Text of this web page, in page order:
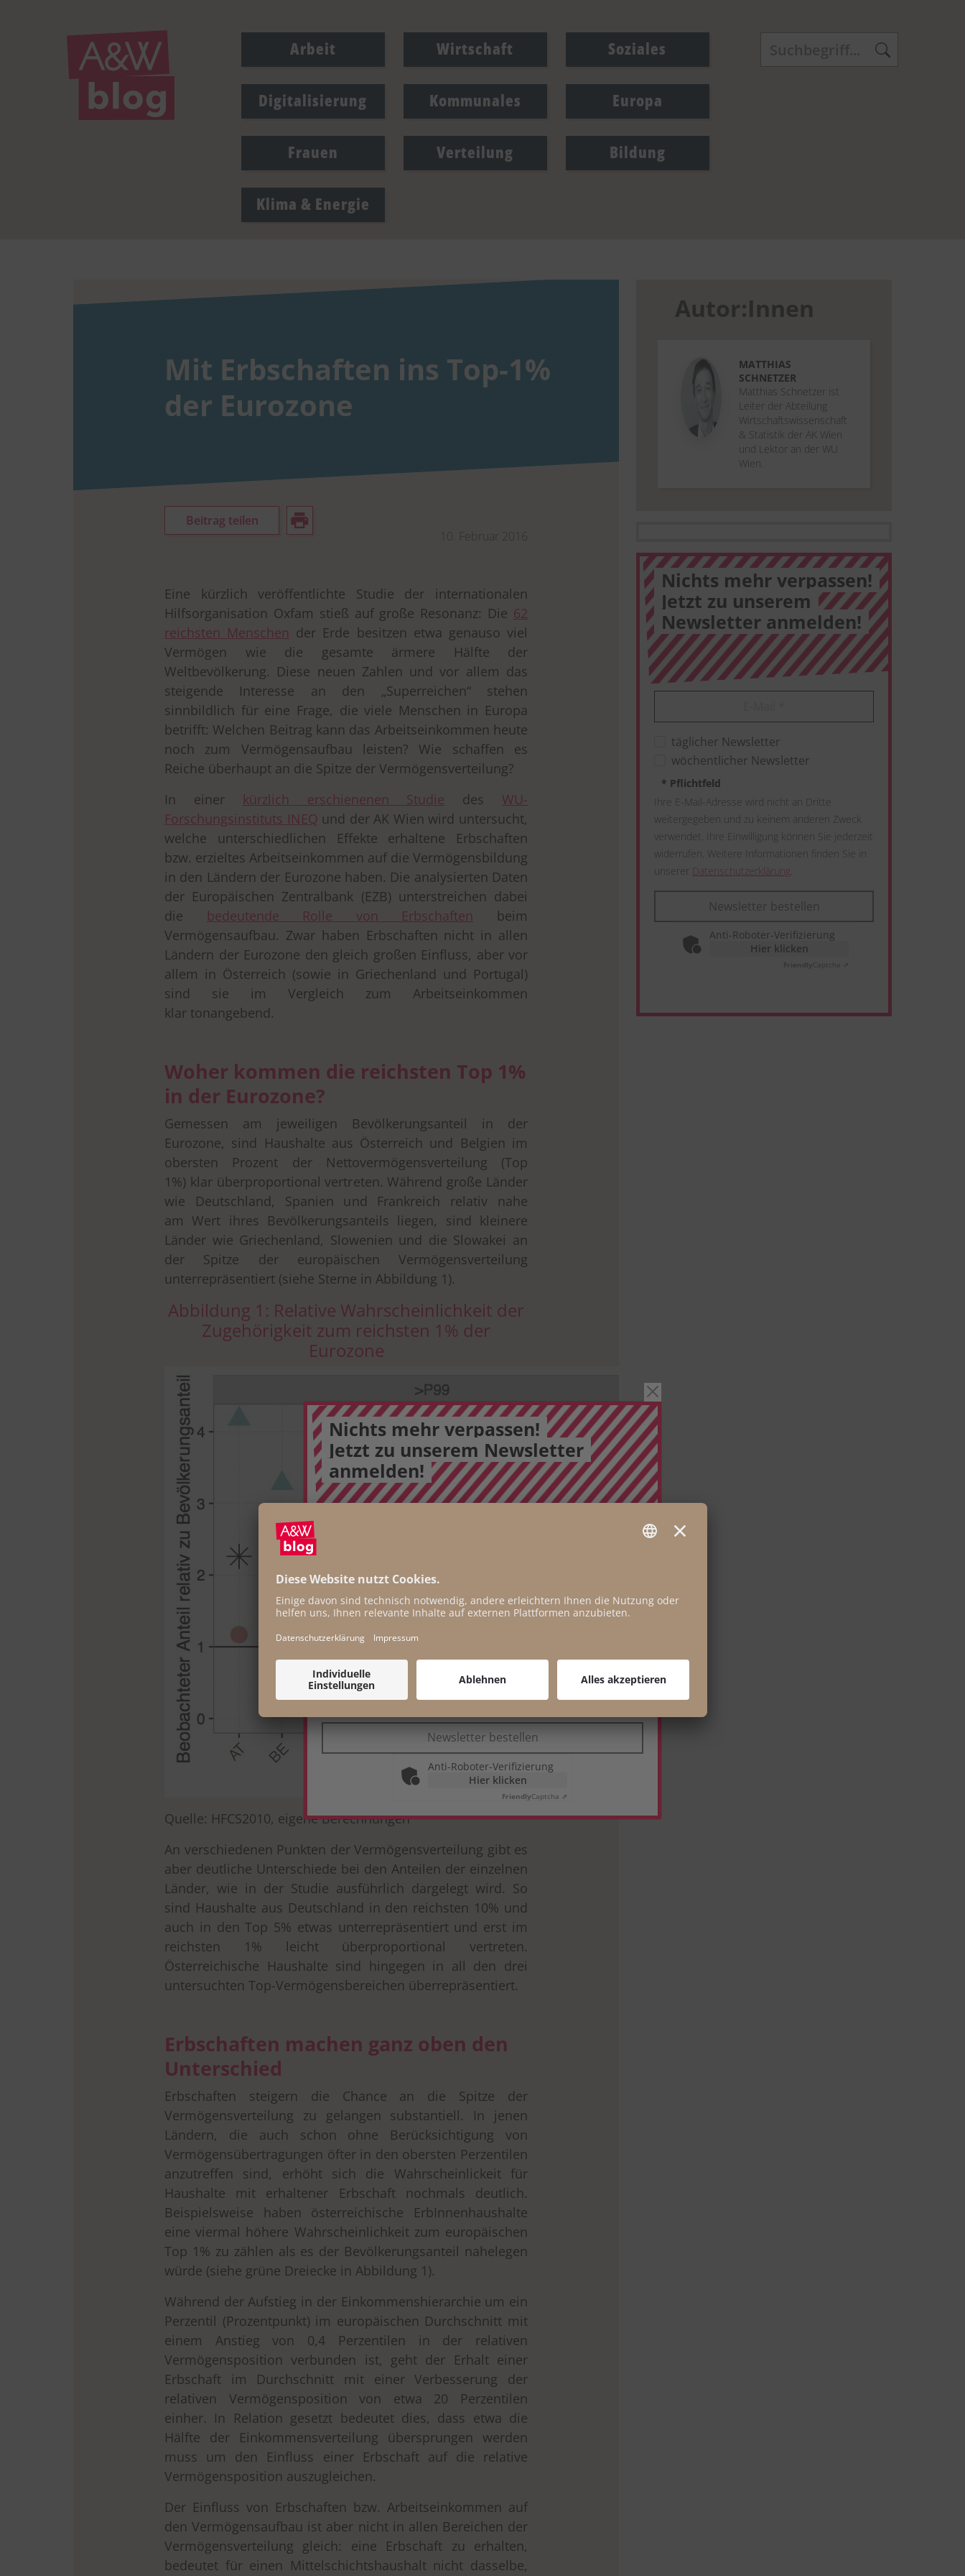
Arbeit Wirtschaft Soziales
Digitalisierung Kommunales Europa
Frauen Verteilung Bildung
Klima & Energie
Mit Erbschaften ins Top-1%
der Eurozone
Beitrag teilen
10. Februar 2016
Eine kürzlich veröffentlichte Studie der internationalen
Hilfsorganisation Oxfam stieß auf große Resonanz: Die 62
reichsten Menschen der Erde besitzen etwa genauso viel
Vermögen wie die gesamte ärmere Hälfte der
Weltbevölkerung. Diese neuen Zahlen und vor allem das
steigende Interesse an den „Superreichen“ stehen
sinnbildlich für eine Frage, die viele Menschen in Europa
betrifft: Welchen Beitrag kann das Arbeitseinkommen heute
noch zum Vermögensaufbau leisten? Wie schaffen es
Reiche überhaupt an die Spitze der Vermögensverteilung?
In einer kürzlich erschienenen Studie des WU-
Forschungsinstituts INEQ und der AK Wien wird untersucht,
welche unterschiedlichen Effekte erhaltene Erbschaften
bzw. erzieltes Arbeitseinkommen auf die Vermögensbildung
in den Ländern der Eurozone haben. Die analysierten Daten
der Europäischen Zentralbank (EZB) unterstreichen dabei
die bedeutende Rolle von Erbschaften
beim
Vermögensaufbau. Zwar haben Erbschaften nicht in allen
Ländern der Eurozone den gleich großen Einfluss, aber vor
allem in Österreich (sowie in Griechenland und Portugal)
sind sie im Vergleich zum Arbeitseinkommen
klar tonangebend.
Woher kommen die reichsten Top 1%
in der Eurozone?
Gemessen am jeweiligen Bevölkerungsanteil in der
Eurozone, sind Haushalte aus Österreich und Belgien im
obersten Prozent der Nettovermögensverteilung (Top
1%) klar überproportional vertreten. Während große Länder
wie Deutschland, Spanien und Frankreich relativ nahe
am Wert ihres Bevölkerungsanteils liegen, sind kleinere
Länder wie Griechenland, Slowenien und die Slowakei an
der Spitze der europäischen Vermögensverteilung
unterrepräsentiert (siehe Sterne in Abbildung 1).
Abbildung 1: Relative Wahrscheinlichkeit der
Zugehörigkeit zum reichsten 1% der
Eurozone
Quelle: HFCS2010, eigene Berechnungen
An verschiedenen Punkten der Vermögensverteilung gibt es
aber deutliche Unterschiede bei den Anteilen der einzelnen
Länder, wie in der Studie ausführlich dargelegt wird. So
sind Haushalte aus Deutschland in den reichsten 10% und
auch in den Top 5% etwas unterrepräsentiert und erst im
reichsten 1% leicht überproportional vertreten.
Österreichische Haushalte sind hingegen in all den drei
untersuchten Top-Vermögensbereichen überrepräsentiert.
Erbschaften machen ganz oben den
Unterschied
Erbschaften steigern die Chance an die Spitze der
Vermögensverteilung zu gelangen substantiell. In jenen
Ländern, die auch schon ohne Berücksichtigung von
Vermögensübertragungen öfter in den obersten Perzentilen
anzutreffen sind, erhöht sich die Wahrscheinlickeit für
Haushalte mit erhaltener Erbschaft nochmals deutlich.
Beispielsweise haben österreichische ErbInnenhaushalte
eine viermal höhere Wahrscheinlichkeit zum europäischen
Top 1% zu zählen als es der Bevölkerungsanteil nahelegen
würde (siehe grüne Dreiecke in Abbildung 1).
Während der Aufstieg in der Einkommenshierarchie um ein
Perzentil (Prozentpunkt) im europäischen Durchschnitt mit
einem Anstieg von 0,4 Perzentilen in der relativen
Vermögensposition verbunden ist, geht der Erhalt einer
Erbschaft im Durchschnitt mit einer Verbesserung der
relativen Vermögensposition von etwa 20 Perzentilen
einher. In Relation gesetzt bedeutet dies, dass etwa die
Hälfte der Einkommensverteilung übersprungen werden
muss um den Einfluss einer Erbschaft auf die relative
Vermögensposition auszugleichen.
Der Einfluss von Erbschaften bzw. Arbeitseinkommen auf
den Vermögensaufbau ist aber nicht in allen Bereichen der
Vermögensverteilung gleich: eine Erbschaft zu erhalten,
bedeutet für einen Mittelschichtshaushalt nicht dasselbe,
drucken
Autor:Innen
MATTHIAS
SCHNETZER
Matthias Schnetzer ist
Leiter der Abteilung
Wirtschaftswissenschaft
& Statistik der AK Wien
und Lektor an der WU
Wien.
Nichts mehr verpassen!
Jetzt zu unserem
Newsletter anmelden!
täglicher Newsletter
wöchentlicher Newsletter
* Pflichtfeld
Ihre E-Mail-Adresse wird nicht an Dritte
weitergegeben und zu keinem anderen Zweck
verwendet. Ihre Einwilligung können Sie jederzeit
widerrufen. Weitere Informationen finden Sie in
unserer Datenschutzerklärung.
Newsletter bestellen
Anti-Roboter-Verifizierung
Hier klicken
Captcha ⇗
Nichts mehr verpassen!
Jetzt zu unserem Newsletter
anmelden!
wöchentlicher Newsletter
Pflichtfeld
anderen Zweck verwendet. Ihre Einwilligung können Sie jederzeit
widerrufen. Weitere Informationen finden Sie in unserer
Datenschutzerklärung.
Newsletter bestellen
Anti-Roboter-Verifizierung
Hier klicken
FriendlyCaptcha ⇗